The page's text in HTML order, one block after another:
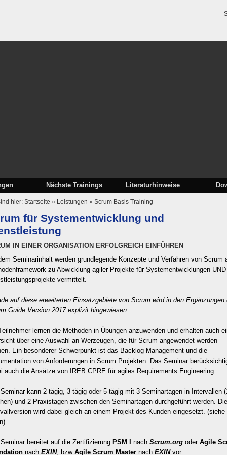
Nächste Trainings Literaturhinweise
hier: Startseite » Leistungen » Scrum Basis Training
für Systementwicklung und
IN EINER ORGANISATION ERFOLGREICH EINFÜHREN
Seminarinhalt werden grundlegende Konzepte und Verfahren von Scrum
zu Abwicklung agiler Projekte für Systementwicklungen UND
vermittelt.
auf diese erweiterten Einsatzgebiete von Scrum wird in den Ergänzungen
Guide Version 2017 explizit hingewiesen.
lernen die Methoden in Übungen anzuwenden und erhalten auch
über eine Auswahl an Werzeugen, die für Scrum angewendet werden
Ein besonderer Schwerpunkt ist das Backlog Management und die
von Anforderungen in Scrum Projekten. Das Seminar
auch die Ansätze von IREB CPRE für agiles Requirements Engineering.
kann 2-tägig, 3-tägig oder 5-tägig mit 3 Seminartagen in Intervallen
und 2 Praxistagen zwischen den Seminartagen durchgeführt werden. Die
wird dabei gleich an einem Projekt des Kunden eingesetzt. (siehe
bereitet auf die Zertifizierung PSM I nach Scrum.org oder Agile
nach EXIN, bzw Agile Scrum Master nach EXINvor.